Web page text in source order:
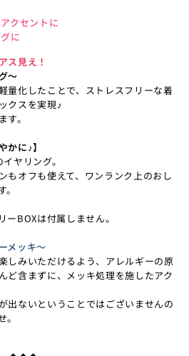
クセントに
に
ス見え！
～
量化したことで、ストレスフリーな着
クスを実現♪
。
かに♪】
ヤリング。
もオフも使えて、ワンランク上のおし
BOXは付属しません。
メッキ～
しみいただけるよう、アレルギーの原
ど含まずに、メッキ処理を施したアク
出ないということではございませんの